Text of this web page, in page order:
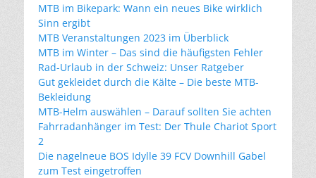
MTB im Bikepark: Wann ein neues Bike wirklich
Sinn ergibt
MTB Veranstaltungen 2023 im Überblick
MTB im Winter – Das sind die häufigsten Fehler
Rad-Urlaub in der Schweiz: Unser Ratgeber
Gut gekleidet durch die Kälte – Die beste MTB-
Bekleidung
MTB-Helm auswählen – Darauf sollten Sie achten
Fahrradanhänger im Test: Der Thule Chariot Sport
2
Die nagelneue BOS Idylle 39 FCV Downhill Gabel
zum Test eingetroffen